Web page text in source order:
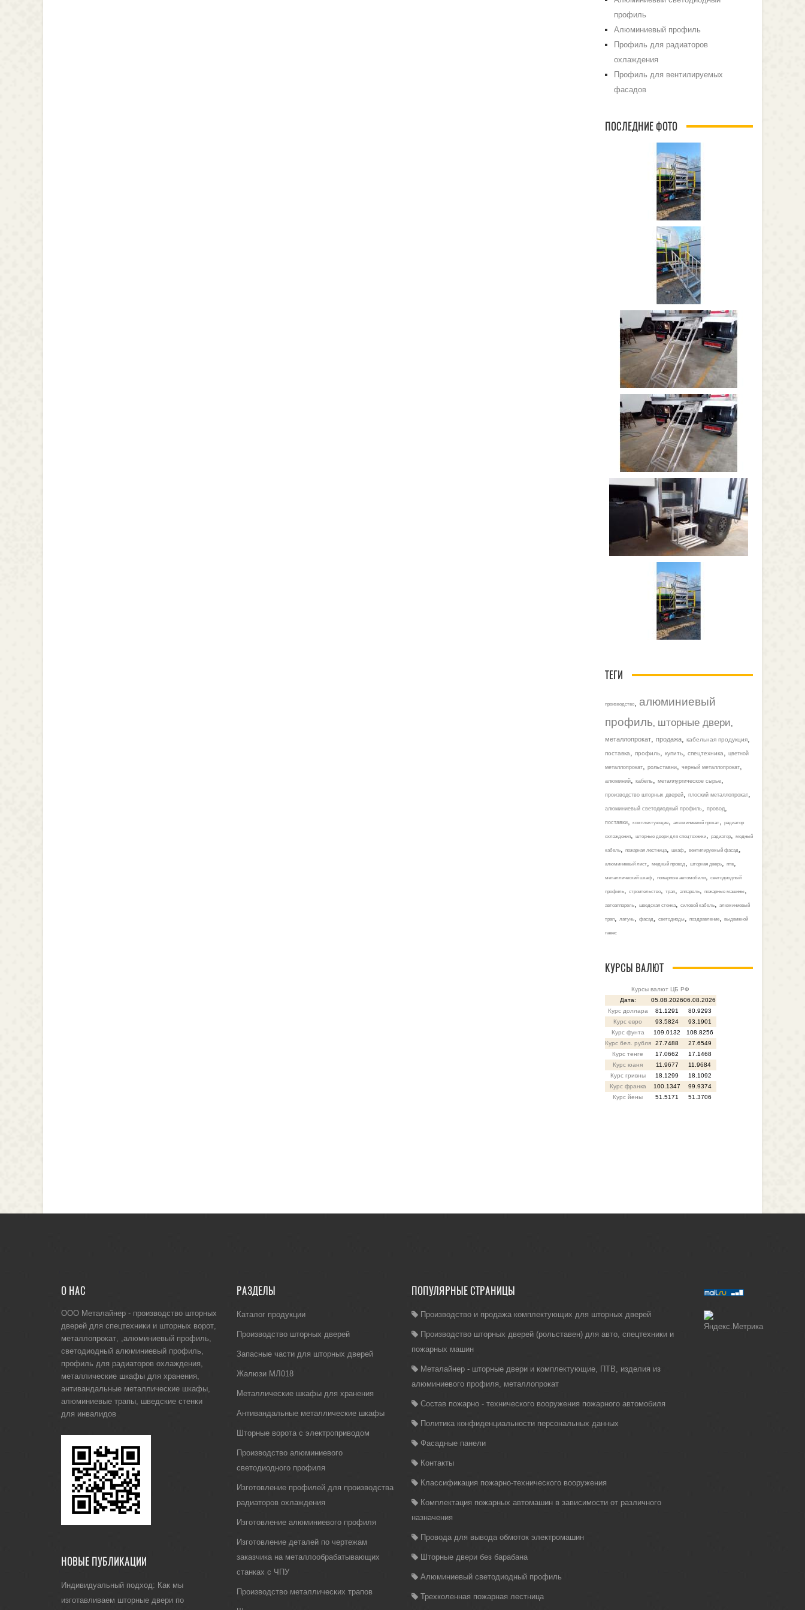
профиль
Алюминиевый профиль
Профиль для радиаторов
охлаждения
Профиль для вентилируемых
фасадов
ПОСЛЕДНИЕ ФОТО
ТЕГИ
производство, алюминиевый
профиль шторные двери
металлопрокат, продажа, кабельная продукция,
поставка профиль, купить, спецтехника
цветной
металлопрокат, рольставни, черный металлопрокат,
алюминий, кабель, металлургическое сырье,
производство шторных дверей, плоский металлопрокат,
алюминиевый светодиодный профиль, провод,
поставки, комплектующие, алюминиевый прокат, радиатор
охлаждения, шторные двери для спецтехники, радиатор, медный
кабель, пожарная лестница, шкаф, вентилируемый фасад
алюминиевый лист, медный провод шторная дверь, птв,
металлический шкаф, пожарные автомобили, светодиодный
профиль, строительство, трап, аппарель, пожарные машины,
автоаппарель, шведская стенка, силовой кабель, алюминиевый
трап, латунь, фасад светодиоды, поздравление, выдвижной
навес
КУРСЫ ВАЛЮТ
Курсы валют ЦБ РФ
Дата:
05.08.202606.08.2026
Курс доллара
81.1291
80.9293
Курс евро
93.5824
93.1901
Курс фунта
109.0132
108.8256
Курс бел. рубля 27.7488
27.6549
Курс тенге
17.0662
17.1468
Курс юаня
11.9677
11.9684
Курс гривны
18.1299
18.1092
Курс франка
100.1347
99.9374
Курс йены
51.5171 51.3706
О НАС
ООО Металайнер - производство шторных
дверей для спецтехники и шторных ворот
металлопрокат
алюминиевый профиль
светодиодный алюминиевый профиль
профиль для радиаторов охлаждения
металлические шкафы для хранения
антивандальные металлические шкафы
алюминиевые трапы шведские стенки
для инвалидов
НОВЫЕ ПУБЛИКАЦИИ
Индивидуальный подход: Как мы
изготавливаем шторные двери по
РАЗДЕЛЫ
Каталог продукции
Производство шторных дверей
Запасные части для шторных дверей
Жалюзи МЛ018
Металлические шкафы для хранения
Антивандальные металлические шкафы
Шторные ворота с электроприводом
Производство алюминиевого
светодиодного профиля
Изготовление профилей для производства
радиаторов охлаждения
Изготовление алюминиевого профиля
Изготовление деталей по чертежам
заказчика на металлообрабатывающих
станках с ЧПУ
Производство металлических трапов
ПОПУЛЯРНЫЕ СТРАНИЦЫ
Производство и продажа комплектующих для шторных дверей
Производство шторных дверей (рольставен) для авто, спецтехники и
пожарных машин
Металайнер - шторные двери и комплектующие, ПТВ, изделия из
алюминиевого профиля, металлопрокат
Состав пожарно - технического вооружения пожарного автомобиля
Политика конфиденциальности персональных данных
Фасадные панели
Контакты
Классификация пожарно-технического вооружения
Комплектация пожарных автомашин в зависимости от различного
назначения
Провода для вывода обмоток электромашин
Шторные двери без барабана
Алюминиевый светодиодный профиль
Трехколенная пожарная лестница